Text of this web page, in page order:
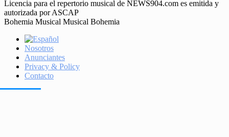
Licencia para el repertorio musical de NEWS904.com es emitida y
autorizada por ASCAP
Bohemia Musical Musical Bohemia
Nosotros
Anunciantes
Privacy & Policy
Contacto